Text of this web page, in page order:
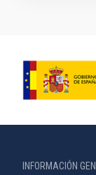
INFORMACIÓN